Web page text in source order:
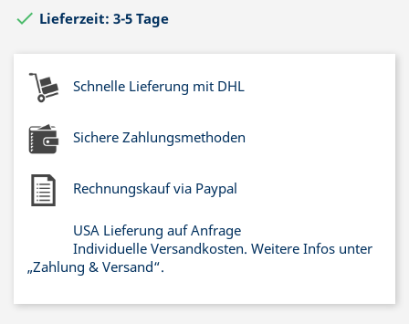
 Lieferzeit: 3-5 Tage
Schnelle Lieferung mit DHL
Sichere Zahlungsmethoden
Rechnungskauf via Paypal
USA Lieferung auf Anfrage
Individuelle Versandkosten. Weitere Infos unter
„Zahlung & Versand“.